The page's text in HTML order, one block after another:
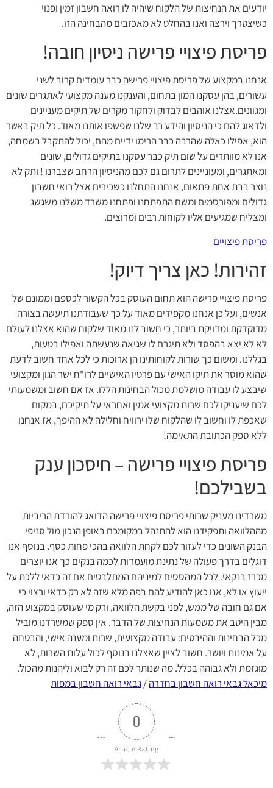
יודעים את הנחיצות של הלקוח שיהיה לו רואה חשבון זמין ופנוי
כשיצטרך וירצה ואנו בהחלט לא מאכזבים מהבחינה הזו.
פריסת פיצויי פרישה ניסיון חובה!
אנחנו במקצוע של פריסת פיצויי פרישה כבר עומדים קרוב לשני
עשורים, בהן עסקנו המון בתחום, והענקנו מענה מקצועי לאתגרים שונים
ומגוונים.אצלנו אוהבים לבדוק ולחקור מקרים של תיקים מעניינים
ולדאוג להם כי הניסיון והידע רב שלנו שפשפו אותנו מאוד. כל תיק באשר
הוא, אפילו כאלה שהרבה כבר הרימו ידיים מהם, יכול להתקבל בשמחה,
אנו לא מוותרים על שום תיק כבר עסקנו בתיקים גדולים, שונים
ומאתגרים, ומעוניינים לתרום גם לכם מהניסיון הרחב שצברנו ! ותק לא
נוצר בבת אחת פתאום, אנחנו התחלנו כשכירים אצל רואי חשבון
גדולים ומפורסמים ומשם התפתחנו ופתחנו משרד משלנו משגשג
ומצליח שמגיעים אליו לקוחות רבים ומרוצים.
פריסת פיצויים
זהירות! כאן צריך דיוק!
פריסת פיצויי פרישה הוא תחום העוסק בכל הקשור לכספם וממונם של
אנשים, ועל כן אנחנו מקפידים מאוד על כך שעבודתנו תיעשה בצורה
מדוקדקת ומדויקת ביותר, כי חשוב לנו מאוד שלקוח שהוא אצלנו לעולם
לא לא יצא בהפסד ולא תיגרם לו שגיאה שנעשתה ואפילו בטעות,
בגללנו. ומשום כך שורות לקוחותינו הן ארוכות כי לכל אחד חשוב לדעת
שהוא מוסר את תיקו האישי עם פרטיו האישיים לרו"ח ישר הגון ומקצועי
שיבצע לו עבודה מושלמת מכול הבחינות הללו. אז אם חשוב ומשמעותי
לכם שיעניקו לכם שרות מקצועי אמין ואחראי על תיקיכם, במקום
שאכפת לו וחשוב לו שהלקוח שלו ירוויח וחלילה לא ההיפך, אז אנחנו
ללא ספק הכתובת התאימה!
פריסת פיצויי פרישה – חיסכון ענק
בשבילכם!
משרדינו מעניק שרותי פריסת פיצויי פרישה הדואג להורדת הריביות
מההלוואה ותפקידנו הוא להתנהל במקומכם באופן הנכון מול סניפי
הבנק השונים כדי לעזור לכם לקחת הלוואה בהכי פחות כסף. בנוסף אנו
דוגלים בדרך פעולה של נתינת מועמדות לכמה בנקים כך אנו יוצרים
מכרז בנקאי. לכל המהססים למיניהם המתלבטים אם זה כדאי ללכת על
ייעוץ או לא, אנו כאן להודיע להם בפה מלא שזה לא רק כדאי ורצוי כי
אם גם חובה של ממש, לפני בקשת הלוואה, ורק מי שעוסק במקצוע הזה,
מבין היטב את משמעות הנחיצות של הדבר. אין ספק שמשרדנו מוביל
מכל הבחינות וההיבטים: עבודה מקצועית, שרות ומענה אישי, והבטחה
על אמינות ויושר. חשוב לציין שאצלנו בנוסף לכול עלות השרות, לא
מוגזמת ולא גבוהה בכלל. מה שנותר לכם זה רק לבוא וליהנות מהכול.
מיכאל גבאי רואה חשבון בחדרה/גבאי רואה חשבון במפות
0
Article Rating